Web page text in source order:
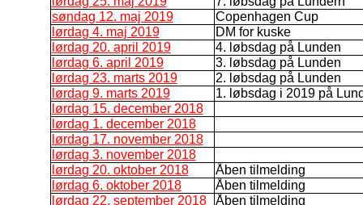
søndag 12. maj 2019
Copenhagen Cup
lørdag 4. maj 2019
DM for kuske
lørdag 20. april 2019
4. løbsdag på Lunden
lørdag 6. april 2019
3. løbsdag på Lunden
lørdag 23. marts 2019
2. løbsdag på Lunden
lørdag 9. marts 2019
1. løbsdag i 2019 på
lørdag 15. december 2018
lørdag 1. december 2018
lørdag 17. november 2018
lørdag 3. november 2018
lørdag 20. oktober 2018
Åben tilmelding
lørdag 6. oktober 2018
Åben tilmelding
lørdag 22. september 2018
Åben tilmelding